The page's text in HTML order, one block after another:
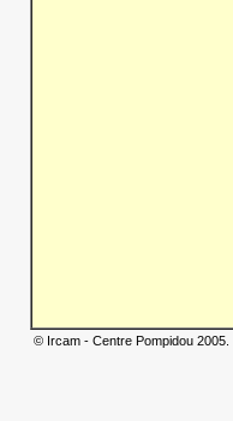
© Ircam - Centre Pompidou 2005.